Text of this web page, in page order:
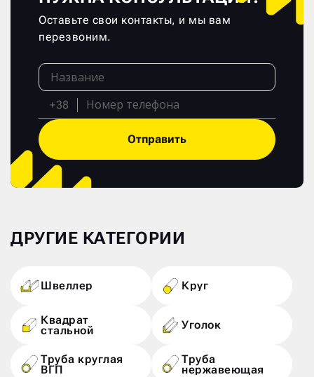
Оставьте свои контакты, и мы вам
перезвоним.
+38
Отправить
ДРУГИЕ КАТЕГОРИИ
Швеллер Круг
Квадрат
стальной Уголок
Труба круглая
ВГП
Труба
нержавеющая